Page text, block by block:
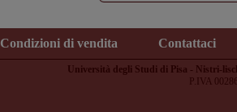
Condizioni di vendita Contattaci
Università degli Studi di Pisa - Nistri-
P.IVA